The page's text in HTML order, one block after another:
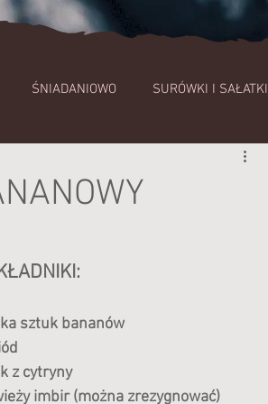
ŚNIADANIOWO SURÓWKI I SAŁATKI
sztuk bananów
z cytryny
imbir (można zrezygnować)